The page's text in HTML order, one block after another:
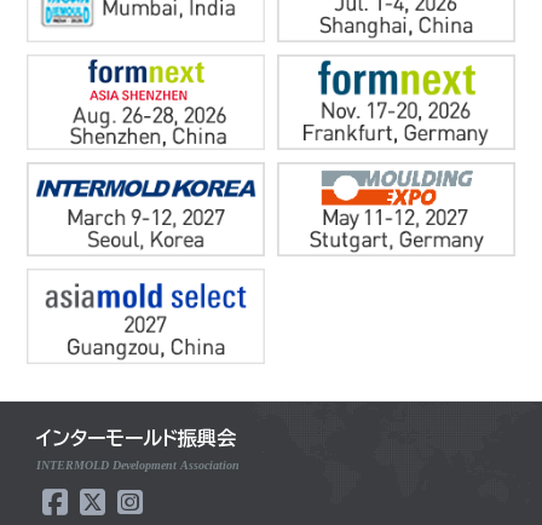
インターモールド振興会
INTERMOLD Development Association